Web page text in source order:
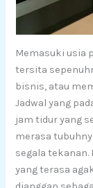
Memasuki usia
tersita
bisnis, atau
Jadwal yang
jam tidur yang
merasa
segala tekanan.
yang terasa